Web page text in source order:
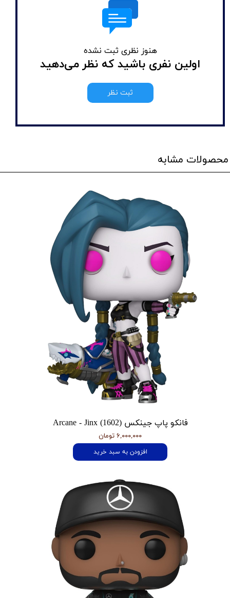
هنوز نظری ثبت نشده
اولین نفری باشید که نظر می‌دهید
ثبت نظر
محصولات مشابه
فانکو پاپ جینکس Arcane - Jinx (1602)
۶,۰۰۰,۰۰۰ تومان
افزودن به سبد خرید